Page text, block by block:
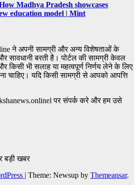
Madhya Pradesh showcases
education model | Mint
ने अपनी सामग्री और अन्य विशेषताओं के
सावधानी बरती है। पोर्टल की सामग्री केवल
किसी भी सलाह या महत्वपूर्ण निर्णय लेने के लिए
चाहिए। यदि किसी सामग्री से आपको आपत्ति
पर संपर्क करे और हम उसे
बड़ी खबर
| Theme: Newsup by Themeansar.